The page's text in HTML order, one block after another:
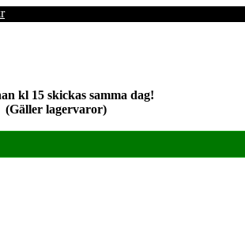
kl 15 skickas samma dag!
(Gäller lagervaror)